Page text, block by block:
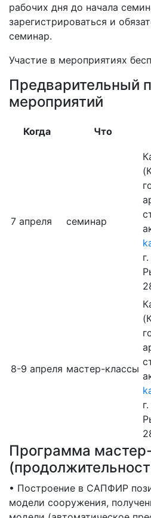
рабочих дня до начала
зарегистрироваться и
семинар.
Участие в мероприятиях
Предварительный
мероприятий
Когда Что
7 апреля семинар
8-9 апреля мастер-классы
Программа
• Построение в САПФИР
модели сооружения,